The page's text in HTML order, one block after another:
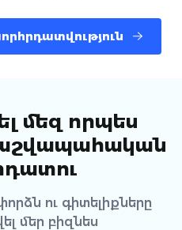
մեզ որպես
ու գիտելիքները
մեր բիզնես